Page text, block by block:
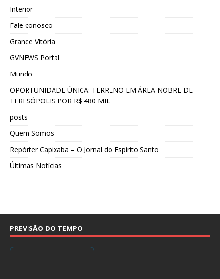
Interior
Fale conosco
Grande Vitória
GVNEWS Portal
Mundo
OPORTUNIDADE ÚNICA: TERRENO EM ÁREA NOBRE DE
TERESÓPOLIS POR R$ 480 MIL
posts
Quem Somos
Repórter Capixaba – O Jornal do Espírito Santo
Últimas Notícias
PREVISÃO DO TEMPO